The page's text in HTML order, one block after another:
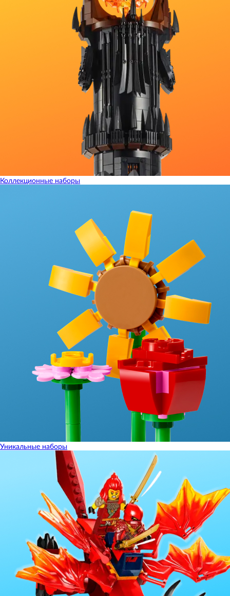
Коллекционные наборы
Уникальные наборы